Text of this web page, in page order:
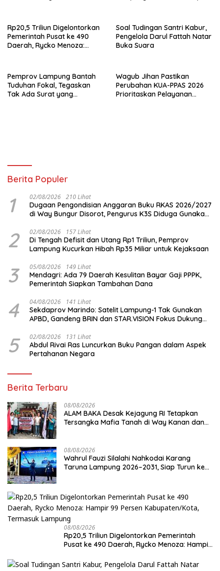
Rp20,5 Triliun Digelontorkan
Pemerintah Pusat ke 490
Daerah, Rycko Menoza:
Lampung
Soal Tudingan Santri Kabur,
Pengelola Darul Fattah Natar
Buka Suara
Pemprov Lampung Bantah
Tuduhan Fokal, Tegaskan
Tak Ada Surat yang
Wagub Jihan Pastikan
Perubahan KUA-PPAS 2026
Prioritaskan Pelayanan
Berita Populer
1 02/08/2026 210 Lihat
Dugaan Pengondisian Anggaran Buku RKAS 2026/2027
di Way Bungur Disorot, Pengurus K3S Diduga Gunakan
2 02/08/2026 157 Lihat
Di Tengah Defisit dan Utang Rp1 Triliun, Pemprov
Lampung Kucurkan Hibah Rp35 Miliar untuk Kejaksaan
3 05/08/2026 149 Lihat
Mendagri: Ada 79 Daerah Kesulitan Bayar Gaji PPPK,
Pemerintah Siapkan Tambahan Dana
4 04/08/2026 141 Lihat
Sekdaprov Marindo: Satelit Lampung-1 Tak Gunakan
APBD, Gandeng BRIN dan STAR.VISION Fokus Dukung
5 02/08/2026 131 Lihat
Abdul Rivai Ras Luncurkan Buku Pangan dalam Aspek
Pertahanan Negara
Berita Terbaru
08/08/2026
ALAM BAKA Desak Kejagung RI Tetapkan
Tersangka Mafia Tanah di Way Kanan dan
08/08/2026
Wahrul Fauzi Silalahi Nahkodai Karang
Taruna Lampung 2026–2031, Siap Turun ke
08/08/2026
Rp20,5 Triliun Digelontorkan Pemerintah
Pusat ke 490 Daerah, Rycko Menoza: Hampir
Lampung